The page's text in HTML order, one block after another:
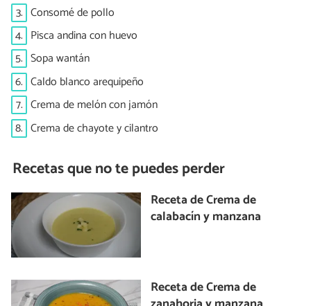
3. Consomé de pollo
4. Pisca andina con huevo
5. Sopa wantán
6. Caldo blanco arequipeño
7. Crema de melón con jamón
8. Crema de chayote y cilantro
Recetas que no te puedes perder
Receta de Crema de
calabacín y manzana
Receta de Crema de